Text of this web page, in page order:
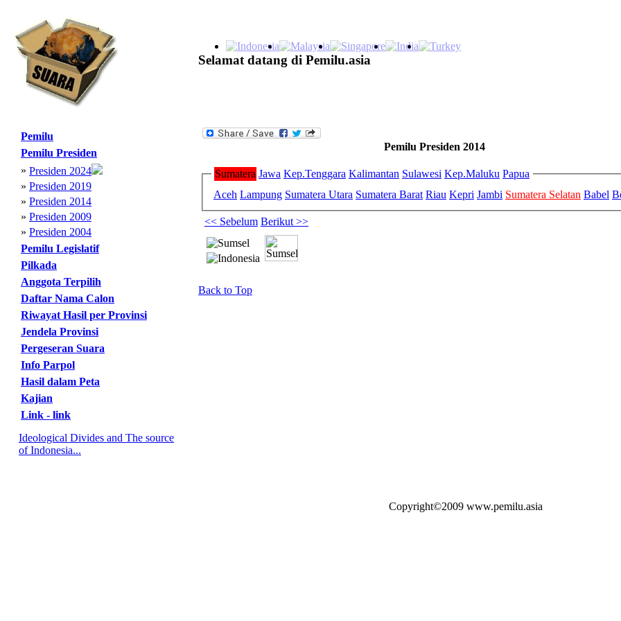
Selamat datang di Pemilu.asia
Pemilu
Pemilu Presiden
» Presiden 2024
» Presiden 2019
» Presiden 2014
» Presiden 2009
» Presiden 2004
Pemilu Legislatif
Pilkada
Anggota Terpilih
Daftar Nama Calon
Riwayat Hasil per Provinsi
Jendela Provinsi
Pergeseran Suara
Info Parpol
Hasil dalam Peta
Kajian
Link - link
Ideological Divides and The source
of Indonesia...
Pemilu Presiden 2014
Sumatera Jawa Kep.Tenggara Kalimantan Sulawesi Kep.Maluku Papua
Aceh Lampung Sumatera Utara Sumatera Barat Riau Kepri Jambi Sumatera Selatan Babel
<< Sebelum Berikut >>
Back to Top
Copyright©2009 www.pemilu.asia